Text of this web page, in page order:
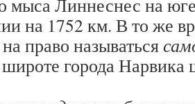
мыса Линнеснес на
на 1752 км. В то же
право называться
города Нарвика